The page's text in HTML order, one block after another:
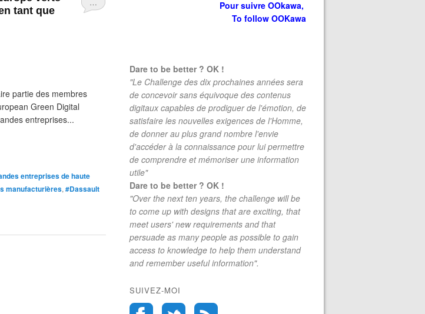
tant que
partie des membres
Green Digital
entreprises...
entreprises de haute
manufacturières, #Dassault
Pour suivre OOkawa,
To follow OOKawa
Dare to be better ? OK !
"Le Challenge des dix prochaines années sera
de concevoir sans équivoque des contenus
digitaux capables de prodiguer de l'émotion, de
satisfaire les nouvelles exigences de l'Homme,
de donner au plus grand nombre l'envie
d'accéder à la connaissance pour lui permettre
de comprendre et mémoriser une information
utile"
Dare to be better ? OK !
"Over the next ten years, the challenge will be
to come up with designs that are exciting, that
meet users' new requirements and that
persuade as many people as possible to gain
access to knowledge to help them understand
and remember useful information".
SUIVEZ-MOI